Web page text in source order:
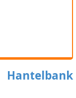
Hantelbank